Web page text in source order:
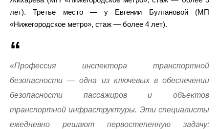
лет). Третье место — у Евгении Булгановой (МП
«Нижегородское метро», стаж — более 4 лет).
«Профессия инспектора транспортной
безопасности — одна из ключевых в обеспечении
безопасности пассажиров и объектов
транспортной инфраструктуры. Эти специалисты
ежедневно решают первостепенную задачу: